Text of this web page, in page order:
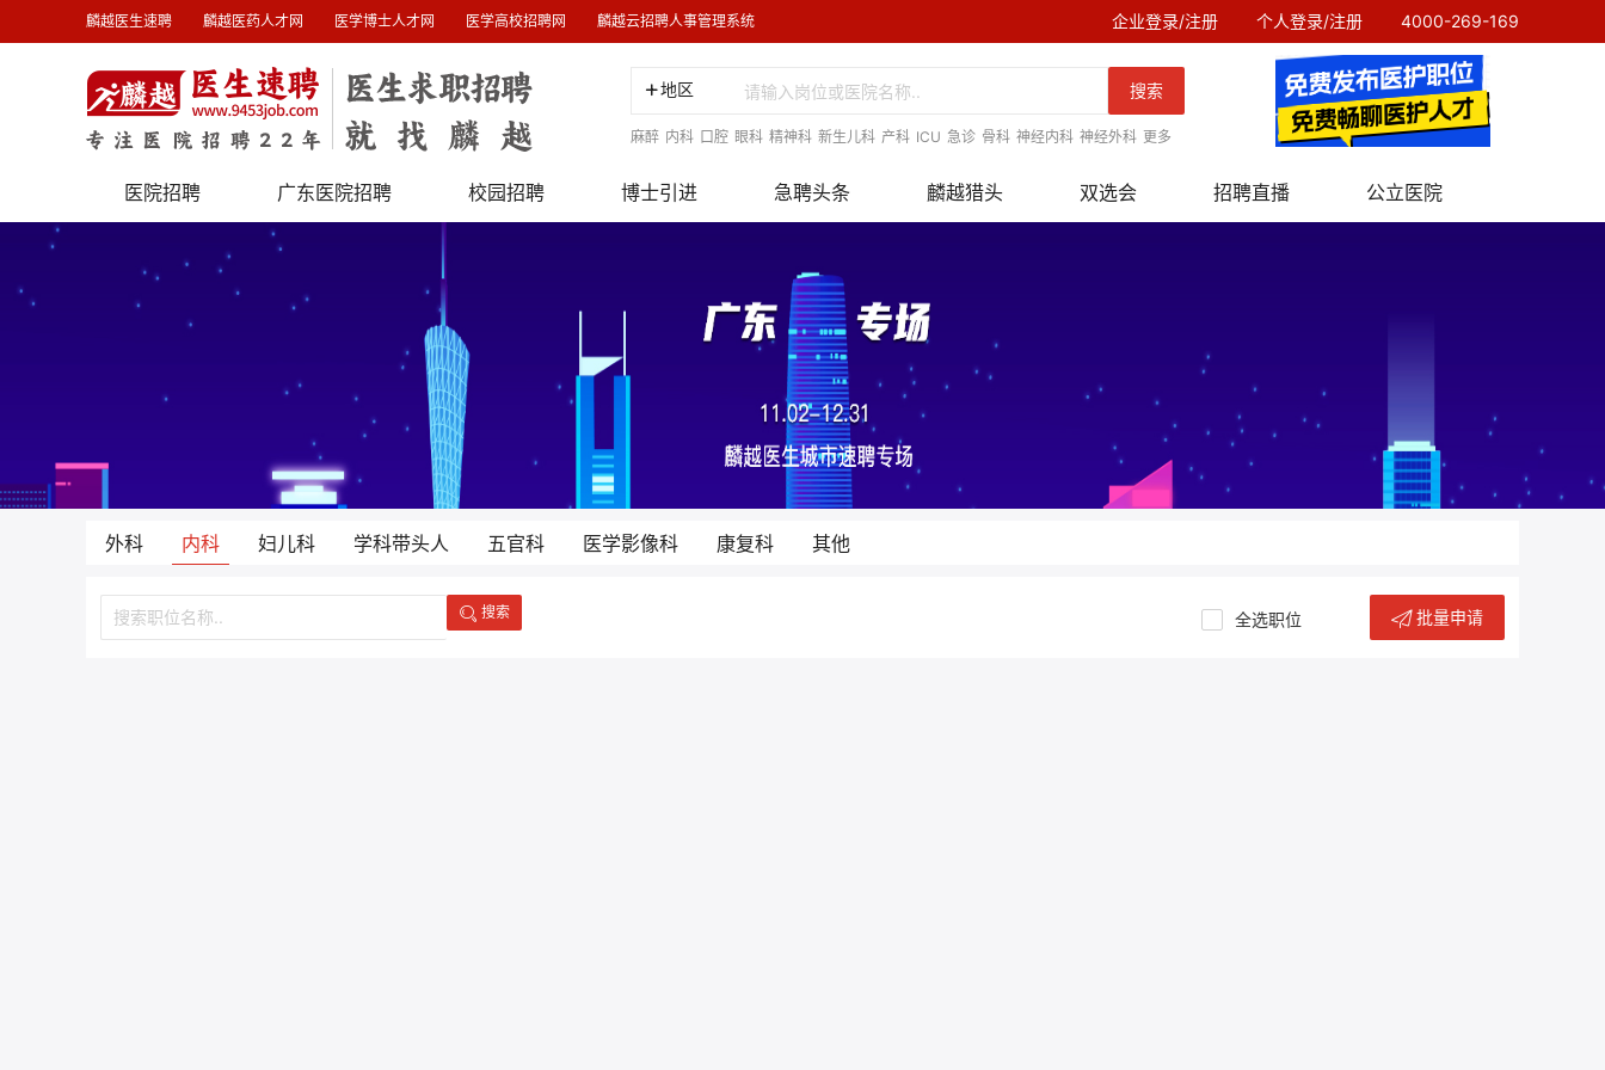
麟越医生速聘 麟越医药人才网 医学博士人才网 医学高校招聘网 麟越云招聘人事管理系统 企业登录/注册 个人登录/注册 4000-269-169
地区 搜索
麻醉 内科 口腔 眼科 精神科 新生儿科 产科 ICU 急诊 骨科 神经内科 神经外科 更多
医院招聘 广东医院招聘 校园招聘 博士引进 急聘头条 麟越猎头 双选会 招聘直播 公立医院
外科 内科 妇儿科 学科带头人 五官科 医学影像科 康复科 其他
搜索 全选职位 批量申请